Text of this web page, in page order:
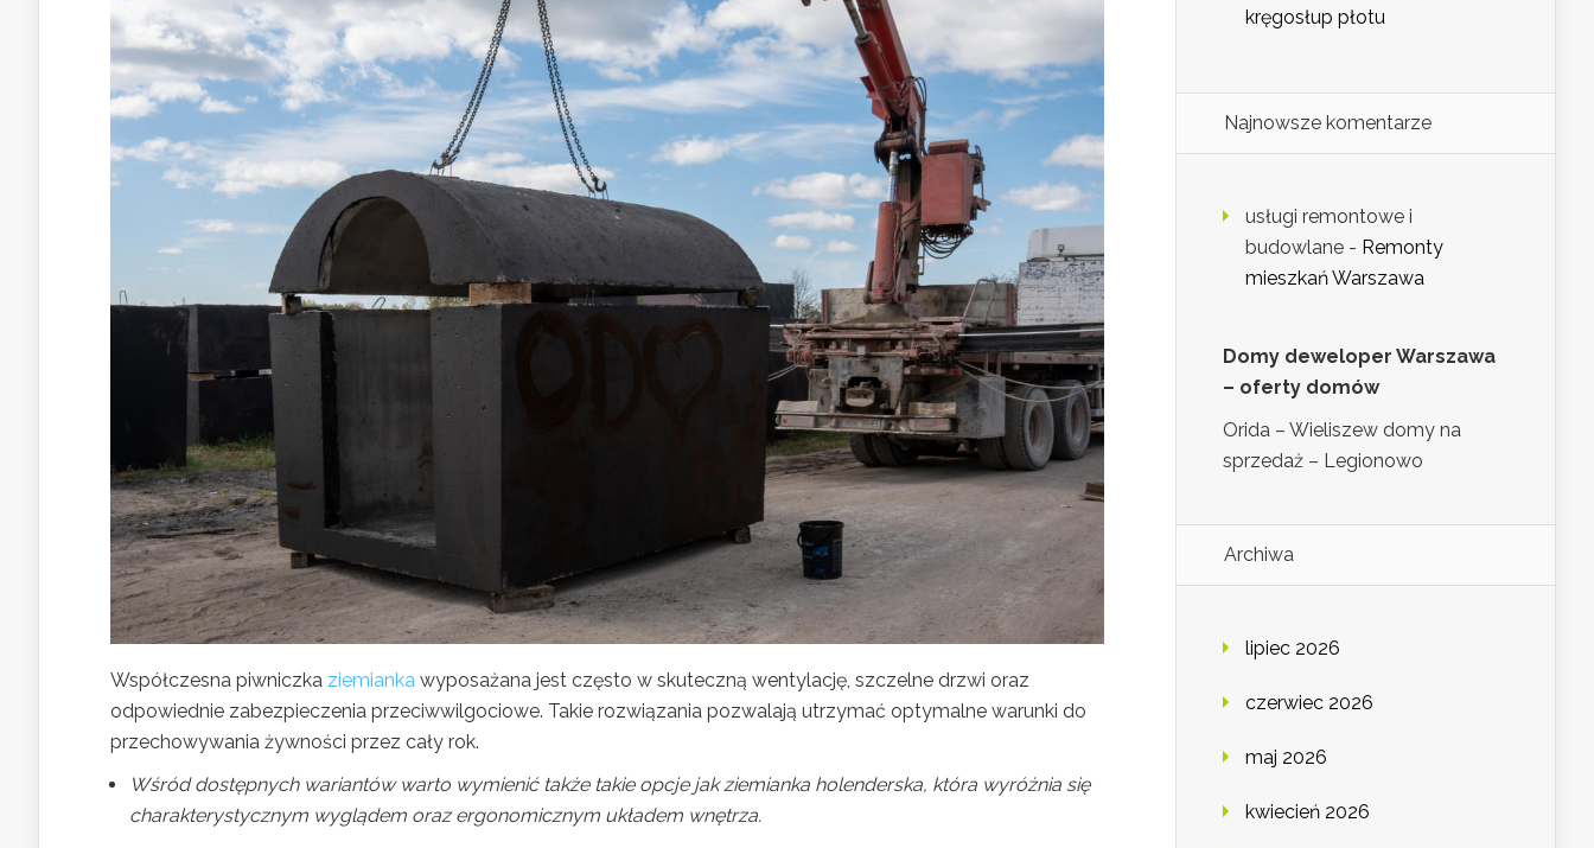
Współczesna piwniczka ziemianka wyposażana jest często w skuteczną wentylację, szczelne drzwi oraz
odpowiednie zabezpieczenia przeciwwilgociowe. Takie rozwiązania pozwalają utrzymać optymalne warunki do
przechowywania żywności przez cały rok.
Wśród dostępnych wariantów warto wymienić także takie opcje jak ziemianka holenderska, która wyróżnia się
charakterystycznym wyglądem oraz ergonomicznym układem wnętrza.
kręgosłup płotu
Najnowsze komentarze
usługi remontowe i
budowlane - Remonty
mieszkań Warszawa
Domy deweloper Warszawa
– oferty domów
Orida – Wieliszew domy na
sprzedaż – Legionowo
Archiwa
lipiec 2026
czerwiec 2026
maj 2026
kwiecień 2026